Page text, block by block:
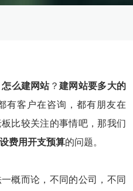
怎么建网站？建网站要多大的
有客户在咨询，都有朋友在
比较关注的事情吧，那我们
费用开支预算的问题。
概而论，不同的公司，不同